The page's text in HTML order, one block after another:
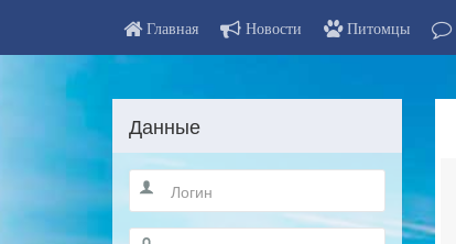
Главная Новости Питомцы
Данные